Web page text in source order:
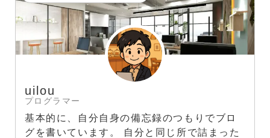
uilou
プログラマー
基本的に、自分自身の備忘録のつもりでブロ
グを書いています。 自分と同じ所で詰まった